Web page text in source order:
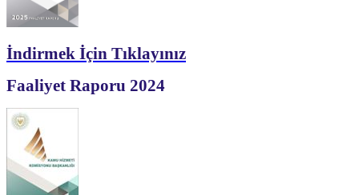
İndirmek İçin Tıklayınız
Faaliyet Raporu 2024